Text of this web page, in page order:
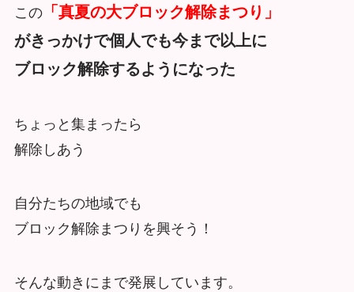
この「真夏の大ブロック解除まつり」
がきっかけで個人でも今まで以上に
ブロック解除するようになった
ちょっと集まったら
解除しあう
自分たちの地域でも
ブロック解除まつりを興そう！
そんな動きにまで発展しています。